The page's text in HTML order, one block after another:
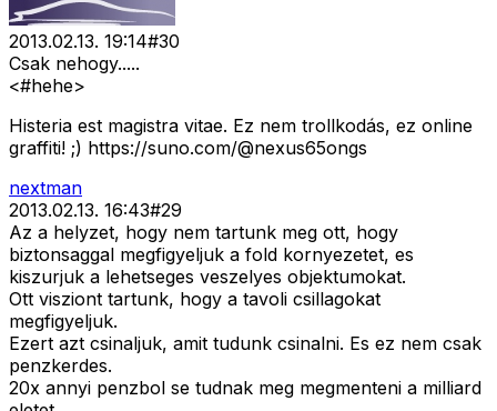
2013.02.13. 19:14#30
Csak nehogy.....
<#hehe>
Histeria est magistra vitae. Ez nem trollkodás, ez online
graffiti! ;) https://suno.com/@nexus65ongs
nextman
2013.02.13. 16:43#29
Az a helyzet, hogy nem tartunk meg ott, hogy
biztonsaggal megfigyeljuk a fold kornyezetet, es
kiszurjuk a lehetseges veszelyes objektumokat.
Ott visziont tartunk, hogy a tavoli csillagokat
megfigyeljuk.
Ezert azt csinaljuk, amit tudunk csinalni. Es ez nem csak
penzkerdes.
20x annyi penzbol se tudnak meg megmenteni a milliard